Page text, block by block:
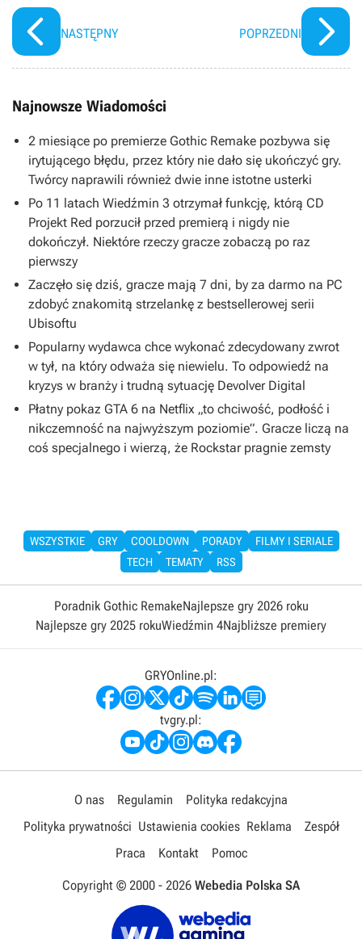
NASTĘPNY POPRZEDNI
Najnowsze Wiadomości
2 miesiące po premierze Gothic Remake pozbywa się
irytującego błędu, przez który nie dało się ukończyć gry.
Twórcy naprawili również dwie inne istotne usterki
Po 11 latach Wiedźmin 3 otrzymał funkcję, którą CD
Projekt Red porzucił przed premierą i nigdy nie
dokończył. Niektóre rzeczy gracze zobaczą po raz
pierwszy
Zaczęło się dziś, gracze mają 7 dni, by za darmo na PC
zdobyć znakomitą strzelankę z bestsellerowej serii
Ubisoftu
Popularny wydawca chce wykonać zdecydowany zwrot
w tył, na który odważa się niewielu. To odpowiedź na
kryzys w branży i trudną sytuację Devolver Digital
Płatny pokaz GTA 6 na Netflix „to chciwość, podłość i
nikczemność na najwyższym poziomie”. Gracze liczą na
coś specjalnego i wierzą, że Rockstar pragnie zemsty
WSZYSTKIE GRY COOLDOWN PORADY
FILMY I SERIALE
TECH
TEMATY RSS
Poradnik Gothic RemakeNajlepsze gry 2026 roku
Najlepsze gry 2025 rokuWiedźmin 4Najbliższe premiery
GRYOnline.pl:
tvgry.pl:
O nas Regulamin
Polityka redakcyjna
Polityka prywatności Ustawienia cookies Reklama
Zespół
Praca
Kontakt Pomoc
Copyright © 2000 - 2026 Webedia Polska SA